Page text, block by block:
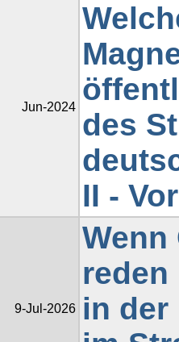
Jun-2024
des
II -
9-Jul-2026
Wenn
in der